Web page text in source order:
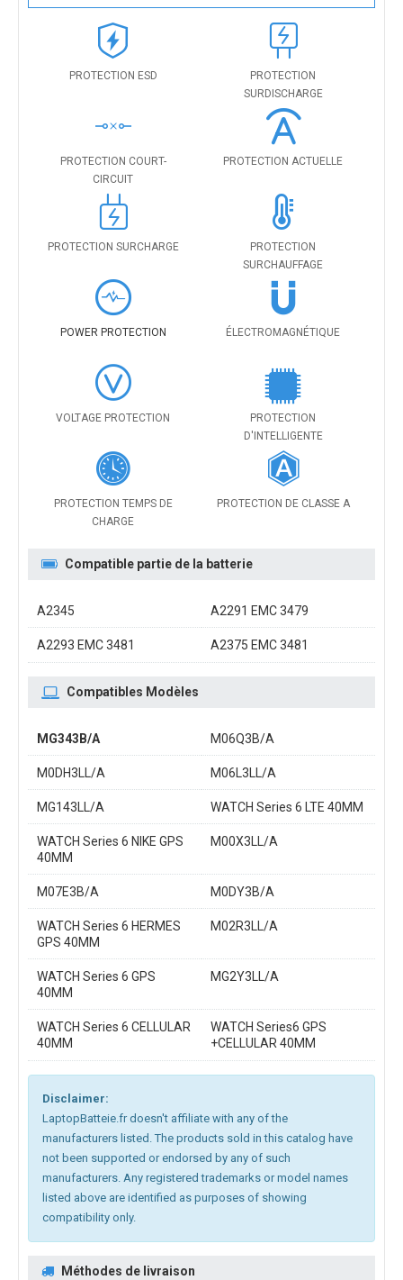
PROTECTION ESD
PROTECTION
SURDISCHARGE
PROTECTION COURT-
CIRCUIT
PROTECTION ACTUELLE
PROTECTION SURCHARGE
PROTECTION
SURCHAUFFAGE
POWER PROTECTION ÉLECTROMAGNÉTIQUE
VOLTAGE PROTECTION
PROTECTION
D'INTELLIGENTE
PROTECTION TEMPS DE
CHARGE
PROTECTION DE CLASSE A
Compatible partie de la batterie
A2345 A2291 EMC 3479
A2293 EMC 3481 A2375 EMC 3481
Compatibles Modèles
MG343B/A M06Q3B/A
M0DH3LL/A M06L3LL/A
MG143LL/A WATCH Series 6 LTE 40MM
WATCH Series 6 NIKE GPS
40MM
M00X3LL/A
M07E3B/A M0DY3B/A
WATCH Series 6 HERMES
GPS 40MM
M02R3LL/A
WATCH Series 6 GPS
40MM
MG2Y3LL/A
WATCH Series 6 CELLULAR
40MM
WATCH Series6 GPS
+CELLULAR 40MM
Disclaimer:
LaptopBatteie.fr doesn't affiliate with any of the
manufacturers listed. The products sold in this catalog have
not been supported or endorsed by any of such
manufacturers. Any registered trademarks or model names
listed above are identified as purposes of showing
compatibility only.
Méthodes de livraison